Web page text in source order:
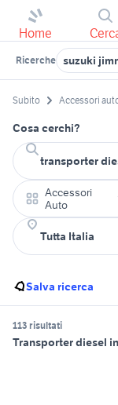
Home
Ricerche suzuki
Subito Accessori
Cosa cerchi?
Accessori
Auto
Salva ricerca
113 risultati
Transporter diesel